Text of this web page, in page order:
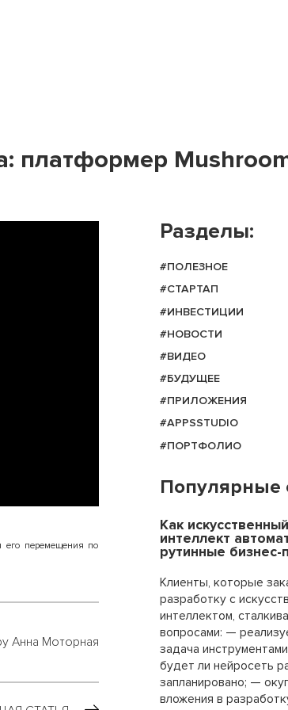
платформер Mushroom
его перемещения по
Анна Моторная
Разделы:
#ПОЛЕЗНОЕ
#СТАРТАП
#ИНВЕСТИЦИИ
#НОВОСТИ
#ВИДЕО
#БУДУЩЕЕ
#ПРИЛОЖЕНИЯ
#APPSSTUDIO
#ПОРТФОЛИО
Популярные
Как искусственный
интеллект
рутинные бизнес-
Клиенты, которые
разработку с
интеллектом,
вопросами: —
задача
будет ли нейросеть
запланировано; —
вложения в